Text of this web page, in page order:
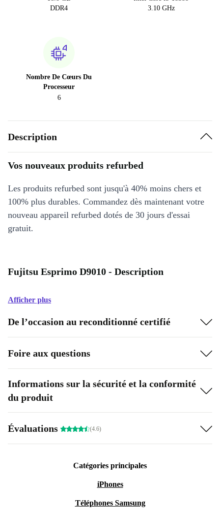
DDR4
3.10 GHz
Nombre De Cœurs Du
Processeur
6
Description
Vos nouveaux produits refurbed
Les produits refurbed sont jusqu'à 40% moins chers et
100% plus durables. Commandez dès maintenant votre
nouveau appareil refurbed dotés de 30 jours d'essai
gratuit.
Fujitsu Esprimo D9010 - Description
Afficher plus
De l’occasion au reconditionné certifié
Foire aux questions
Informations sur la sécurité et la conformité
du produit
Évaluations (4.6)
Catégories principales
iPhones
Téléphones Samsung